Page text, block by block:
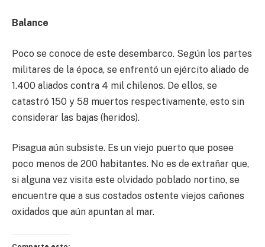
Balance
Poco se conoce de este desembarco. Según los partes
militares de la época, se enfrentó un ejército aliado de
1.400 aliados contra 4 mil chilenos. De ellos, se
catastró 150 y 58 muertos respectivamente, esto sin
considerar las bajas (heridos).
Pisagua aún subsiste. Es un viejo puerto que posee
poco menos de 200 habitantes. No es de extrañar que,
si alguna vez visita este olvidado poblado nortino, se
encuentre que a sus costados ostente viejos cañones
oxidados que aún apuntan al mar.